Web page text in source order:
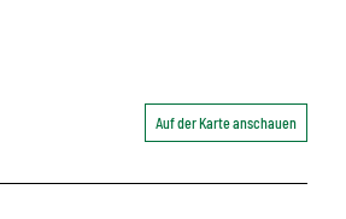
Auf der Karte anschauen